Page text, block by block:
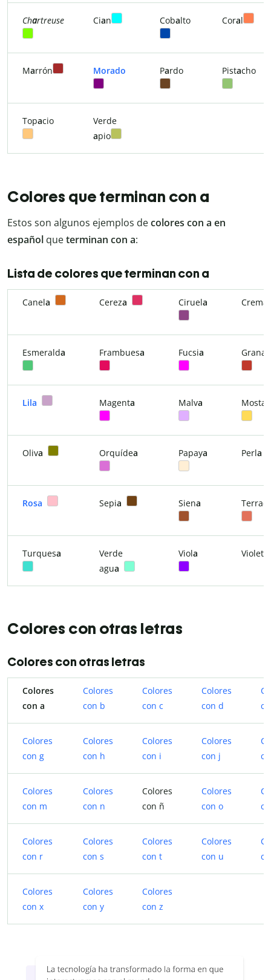
Chartreuse Cian Cobalto Coral
Marrón Morado Pardo Pistacho
Topacio
Verde
apio
Colores que terminan con a
Estos son algunos ejemplos decolores con a en
español queterminan con a:
Lista de colores que terminan con a
Canela Cereza Ciruela Crem
Esmeralda Frambuesa Fucsia Granad
Lila Magenta Malva Mostaz
Oliva Orquídea Papaya Perla
Rosa Sepia Siena
Turquesa
Verde
agua
Viola Violet
Colores con otras letras
Colores con otras letras
Colores
con a
Colores
con b
Colores
con c
Colores
con d
Colores
con g
Colores
con h
Colores
con i
Colores
con j
Colores
con m
Colores
con n
Colores
con ñ
Colores
con o
Colores
con r
Colores
con s
Colores
con t
Colores
con u
Colores
con x
Colores
con y
Colores
con z